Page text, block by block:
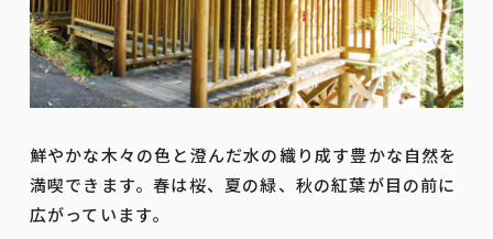
鮮やかな木々の色と澄んだ水の織り成す豊かな自然を
満喫できます。春は桜、夏の緑、秋の紅葉が目の前に
広がっています。